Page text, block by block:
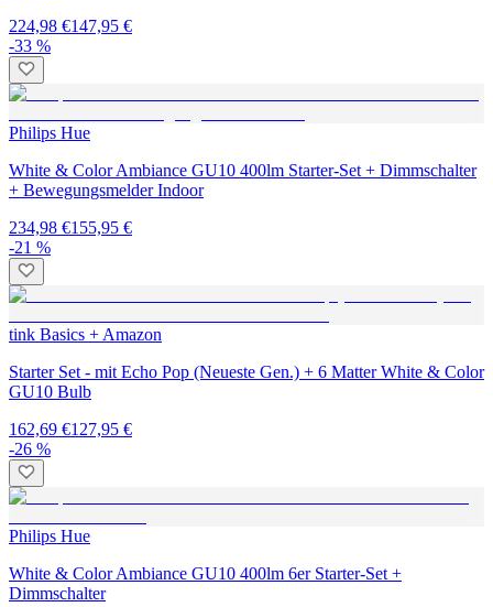
224,98 €147,95 €
-33 %
Philips Hue
White & Color Ambiance GU10 400lm Starter-Set + Dimmschalter
+ Bewegungsmelder Indoor
234,98 €155,95 €
-21 %
tink Basics + Amazon
Starter Set - mit Echo Pop (Neueste Gen.) + 6 Matter White & Color
GU10 Bulb
162,69 €127,95 €
-26 %
Philips Hue
White & Color Ambiance GU10 400lm 6er Starter-Set +
Dimmschalter